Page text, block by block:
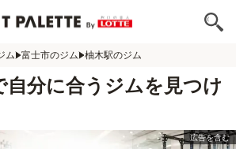
ム 富士市のジム 柚木駅のジム
自分に合うジムを見つけ